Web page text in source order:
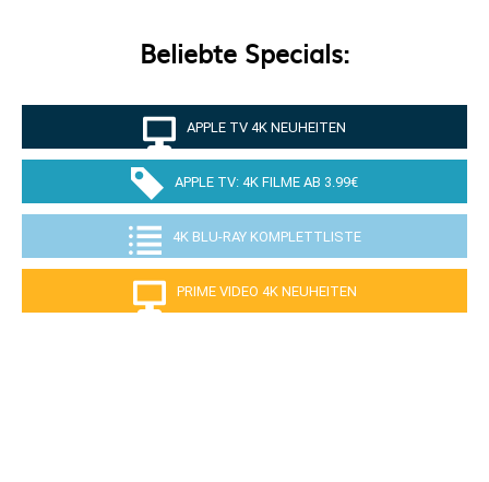
Beliebte Specials:
APPLE TV 4K NEUHEITEN
APPLE TV: 4K FILME AB 3.99€
4K BLU-RAY KOMPLETTLISTE
PRIME VIDEO 4K NEUHEITEN